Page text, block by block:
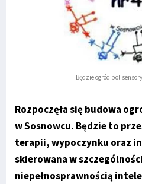
Będzie ogród
Rozpoczęła się budowa
w Sosnowcu. Będzie to
terapii, wypoczynku oraz
skierowana w
niepełnosprawnością